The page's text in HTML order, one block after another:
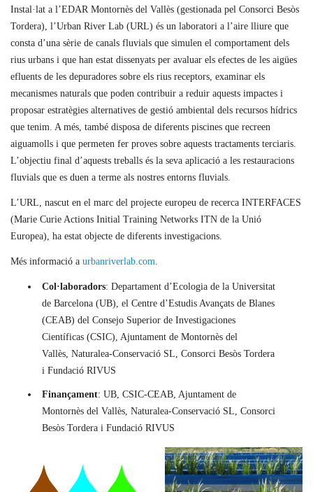
Instal·lat a l’EDAR Montornès del Vallès (gestionada pel Consorci Besòs
Tordera), l’Urban River Lab (URL) és un laboratori a l’aire lliure que
consta d’una sèrie de canals fluvials que simulen el comportament dels
rius urbans i que han estat dissenyats per avaluar els efectes de les aigües
efluents de les depuradores sobre els rius receptors, examinar els
mecanismes naturals que poden contribuir a reduir aquests impactes i
proposar estratègies alternatives de gestió ambiental dels recursos hídrics
que tenim. A més, també disposa de diferents piscines que recreen
aiguamolls i que permeten fer proves sobre aquests tractaments terciaris.
L’objectiu final d’aquests treballs és la seva aplicació a les restauracions
fluvials que es duen a terme als nostres entorns fluvials.
L’URL, nascut en el marc del projecte europeu de recerca INTERFACES
(Marie Curie Actions Initial Training Networks ITN de la Unió
Europea), ha estat objecte de diferents investigacions.
Més informació a urbanriverlab.com.
Col·laboradors: Departament d’Ecologia de la Universitat
de Barcelona (UB), el Centre d’Estudis Avançats de Blanes
(CEAB) del Consejo Superior de Investigaciones
Científicas (CSIC), Ajuntament de Montornès del
Vallès, Naturalea-Conservació SL, Consorci Besòs Tordera
i Fundació RIVUS
Finançament: UB, CSIC-CEAB, Ajuntament de
Montornès del Vallès, Naturalea-Conservació SL, Consorci
Besòs Tordera i Fundació RIVUS